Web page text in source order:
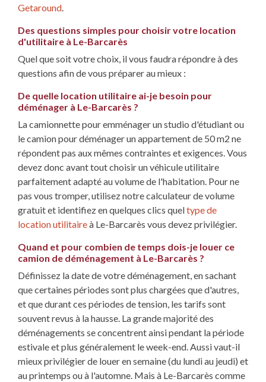
Getaround.
Des questions simples pour choisir votre location
d'utilitaire à Le-Barcarès
Quel que soit votre choix, il vous faudra répondre à des
questions afin de vous préparer au mieux :
De quelle location utilitaire ai-je besoin pour
déménager à Le-Barcarès ?
La camionnette pour emménager un studio d'étudiant ou
le camion pour déménager un appartement de 50 m2 ne
répondent pas aux mêmes contraintes et exigences. Vous
devez donc avant tout choisir un véhicule utilitaire
parfaitement adapté au volume de l'habitation. Pour ne
pas vous tromper, utilisez notre calculateur de volume
gratuit et identifiez en quelques clics queltype de
location utilitaireà Le-Barcarès vous devez privilégier.
Quand et pour combien de temps dois-je louer ce
camion de déménagement à Le-Barcarès ?
Définissez la date de votre déménagement, en sachant
que certaines périodes sont plus chargées que d'autres,
et que durant ces périodes de tension, les tarifs sont
souvent revus à la hausse. La grande majorité des
déménagements se concentrent ainsi pendant la période
estivale et plus généralement le week-end. Aussi vaut-il
mieux privilégier de louer en semaine (du lundi au jeudi) et
au printemps ou à l'automne. Mais à Le-Barcarès comme